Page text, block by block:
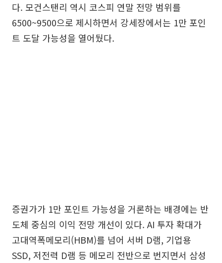
다. 모건스탠리 역시 코스피 연말 전망 범위를
6500~9500으로 제시하면서 강세장에서는 1만 포인
트 도달 가능성을 열어뒀다.
증권가가 1만 포인트 가능성을 거론하는 배경에는 반
도체 중심의 이익 전망 개선이 있다. AI 투자 확대가
고대역폭메모리(HBM)를 넘어 서버 D램, 기업용
SSD, 저전력 D램 등 메모리 전반으로 번지면서 삼성